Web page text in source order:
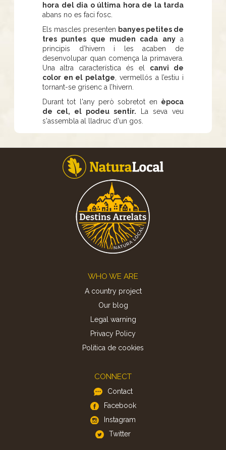
hora del dia o última hora de la tarda
abans no es faci fosc.
Els mascles presenten banyes petites de
tres puntes que muden cada anya
principis d’hivern i les acaben de
desenvolupar quan comença la primavera.
Una altra característica és el canvi de
color en el pelatge , vermellós a l’estiu i
tornant-se grisenc a l’hivern.
Durant tot l'any però sobretot en època
de cel, el podeu sentir. La seva veu
s'assembla al lladruc d'un gos.
WHO WE ARE
A country project
Our blog
Legal warning
Privacy Policy
Politica de cookies
CONNECT
Contact
Facebook
Instagram
Twitter